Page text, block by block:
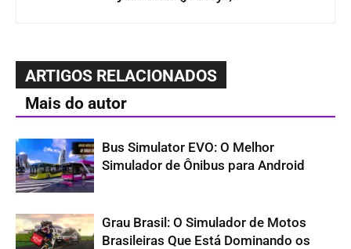
ARTIGOS RELACIONADOS
Mais do autor
Bus Simulator EVO: O Melhor
Simulador de Ônibus para Android
Grau Brasil: O Simulador de Motos
Brasileiras Que Está Dominando os